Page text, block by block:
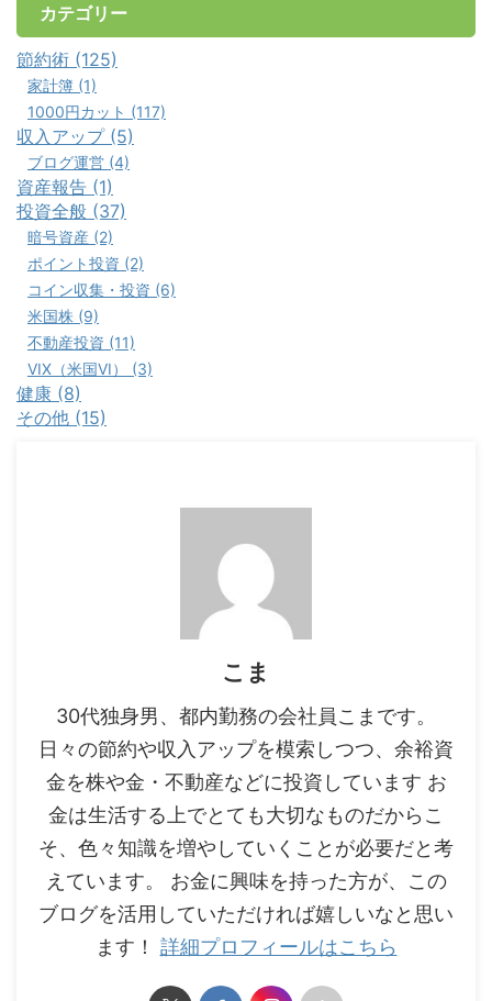
カテゴリー
節約術 (125)
家計簿 (1)
1000円カット (117)
収入アップ (5)
ブログ運営 (4)
資産報告 (1)
投資全般 (37)
暗号資産 (2)
ポイント投資 (2)
コイン収集・投資 (6)
米国株 (9)
不動産投資 (11)
VIX（米国VI） (3)
健康 (8)
その他 (15)
こま
30代独身男、都内勤務の会社員こまです。
日々の節約や収入アップを模索しつつ、余裕資
金を株や金・不動産などに投資しています お
金は生活する上でとても大切なものだからこ
そ、色々知識を増やしていくことが必要だと考
えています。 お金に興味を持った方が、この
ブログを活用していただければ嬉しいなと思い
ます！ 詳細プロフィールはこちら